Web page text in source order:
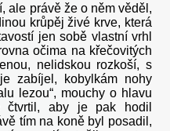
ale právě že o něm věděl,
krůpěj živé krve, která
jen sobě vlastní vrhl
očima na křečovitých
nelidskou rozkoší, s
zabíjel, kobylkám nohy
lezou“, mouchy o hlavu
čtvrtil, aby je pak hodil
tím na koně byl posadil,